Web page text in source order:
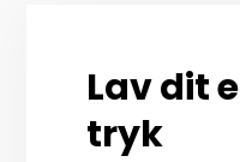
Lav dit
tryk